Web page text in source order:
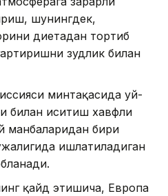
шунингдек,
диетадан тортиб
зудлик билан
минтақасида уй-
билан иситиш хавфли
манбаларидан бири
ишлатиладиган
қайд этишича, Европа